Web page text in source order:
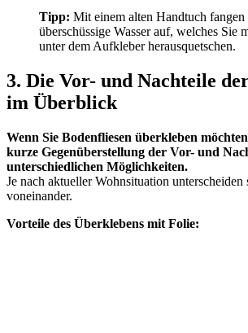
Tipp: Mit einem alten Handtuch fangen
überschüssige Wasser auf, welches Sie
unter dem Aufkleber herausquetschen.
3. Die Vor- und Nachteile
im Überblick
Wenn Sie Bodenfliesen überkleben
kurze Gegenüberstellung der Vor- und
unterschiedlichen Möglichkeiten.
Je nach aktueller Wohnsituation unterscheiden
voneinander.
Vorteile des Überklebens mit Folie: